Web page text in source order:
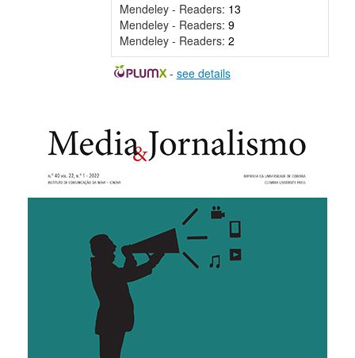
Mendeley - Readers: 13
Mendeley - Readers: 9
Mendeley - Readers: 2
- see details